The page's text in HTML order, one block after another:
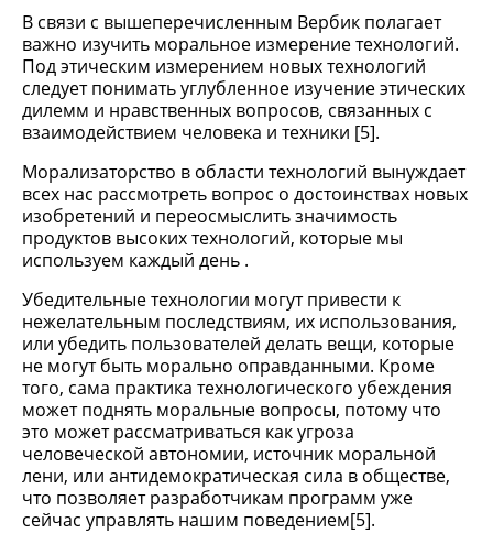
В связи с вышеперечисленным Вербик полагает
важно изучить моральное измерение технологий.
Под этическим измерением новых технологий
следует понимать углубленное изучение этических
дилемм и нравственных вопросов, связанных с
взаимодействием человека и техники [5].
Морализаторство в области технологий вынуждает
всех нас рассмотреть вопрос о достоинствах новых
изобретений и переосмыслить значимость
продуктов высоких технологий, которые мы
используем каждый день .
Убедительные технологии могут привести к
нежелательным последствиям, их использования,
или убедить пользователей делать вещи, которые
не могут быть морально оправданными. Кроме
того, сама практика технологического убеждения
может поднять моральные вопросы, потому что
это может рассматриваться как угроза
человеческой автономии, источник моральной
лени, или антидемократическая сила в обществе,
что позволяет разработчикам программ уже
сейчас управлять нашим поведением[5].